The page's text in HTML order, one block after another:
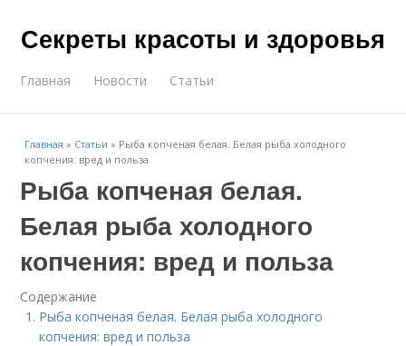
Секреты красоты и здоровья
Главная Новости Статьи
Главная » Статьи » Рыба копченая белая. Белая рыба холодного
копчения: вред и польза
Рыба копченая белая.
Белая рыба холодного
копчения: вред и польза
Содержание
Рыба копченая белая. Белая рыба холодного
копчения: вред и польза